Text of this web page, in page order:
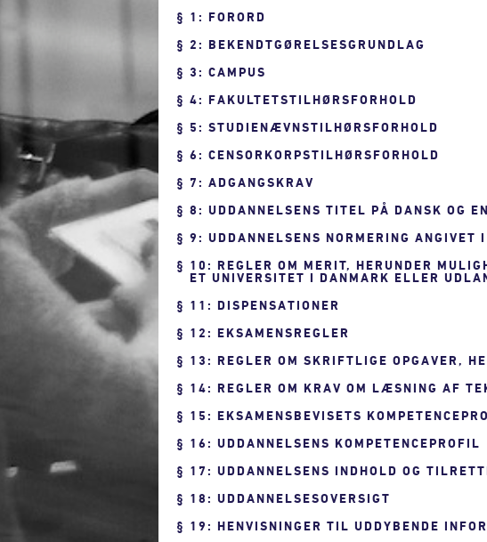
1: FORORD
2: BEKENDTGØRELSESGRUNDLAG
3: CAMPUS
4: FAKULTETSTILHØRSFORHOLD
5: STUDIENÆVNSTILHØRSFORHOLD
6: CENSORKORPSTILHØRSFORHOLD
7: ADGANGSKRAV
8: UDDANNELSENS TITEL PÅ DANSK OG
9: UDDANNELSENS NORMERING ANGIVET I
10: REGLER OM MERIT, HERUNDER
ET UNIVERSITET I DANMARK ELLER
11: DISPENSATIONER
12: EKSAMENSREGLER
13: REGLER OM SKRIFTLIGE OPGAVER,
14: REGLER OM KRAV OM LÆSNING AF
15: EKSAMENSBEVISETS
16: UDDANNELSENS KOMPETENCEPROFIL
17: UDDANNELSENS INDHOLD OG
18: UDDANNELSESOVERSIGT
19: HENVISNINGER TIL UDDYBENDE